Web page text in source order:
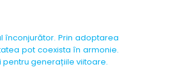
Prin adoptarea
pot coexista în armonie.
generațiile viitoare.